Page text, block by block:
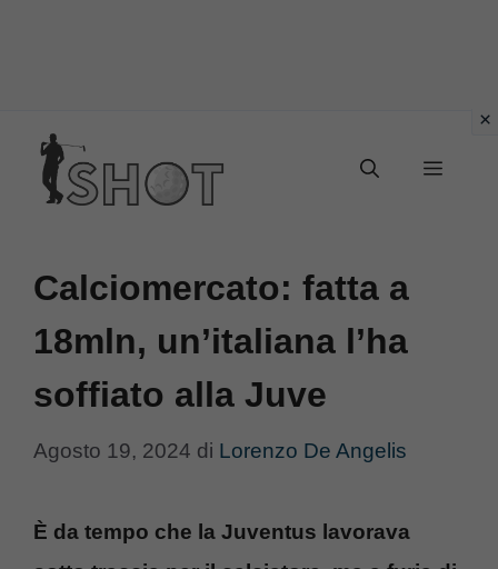
contenuto
Menu
Calciomercato: fatta a
18mln, un’italiana l’ha
soffiato alla Juve
Agosto 19, 2024 di Lorenzo De Angelis
È da tempo che la Juventus lavorava